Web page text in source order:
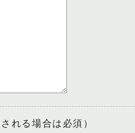
れる場合は必須）